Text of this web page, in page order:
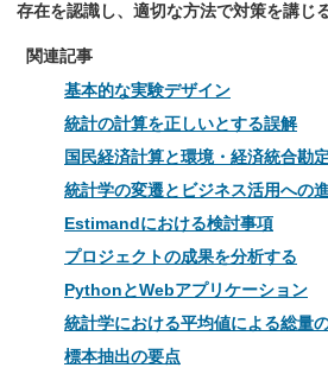
存在を認識し、適切な方法で対策を講じ
関連記事
基本的な実験デザイン
統計の計算を正しいとする誤解
国民経済計算と環境・経済統合勘定
統計学の変遷とビジネス活用への
Estimandにおける検討事項
プロジェクトの成果を分析する
PythonとWebアプリケーション
統計学における平均値による総量
標本抽出の要点